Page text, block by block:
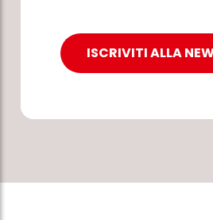
ISCRIVITI ALLA